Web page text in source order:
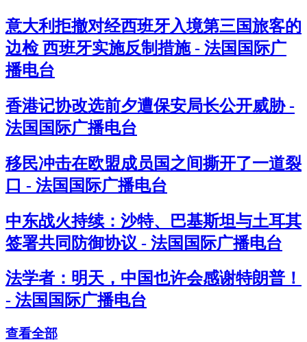
意大利拒撤对经西班牙入境第三国旅客的
边检 西班牙实施反制措施 - 法国国际广
播电台
香港记协改选前夕遭保安局长公开威胁 -
法国国际广播电台
移民冲击在欧盟成员国之间撕开了一道裂
口 - 法国国际广播电台
中东战火持续：沙特、巴基斯坦与土耳其
签署共同防御协议 - 法国国际广播电台
法学者：明天，中国也许会感谢特朗普！
- 法国国际广播电台
查看全部